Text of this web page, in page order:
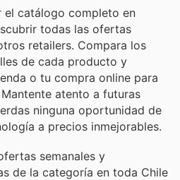
el catálogo completo en
todas las ofertas
retailers. Compara los
de cada producto y
o tu compra online para
atento a futuras
ninguna oportunidad de
a precios inmejorables.
semanales y
de la categoría en toda Chile